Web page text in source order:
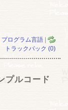
プログラム言語 |
トラックバック (0)
プルコード